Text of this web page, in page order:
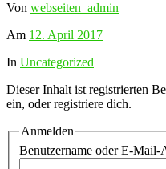
Von webseiten_admin
Am 12. April 2017
In Uncategorized
Dieser Inhalt ist registrierten
ein, oder registriere dich.
Anmelden
Benutzername oder E-Mail-